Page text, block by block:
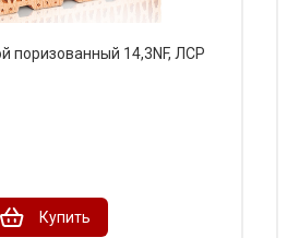
поризованный 14,3NF, ЛСР
Купить